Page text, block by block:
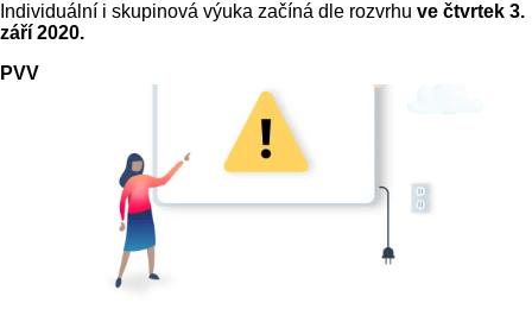
Individuální i skupinová výuka začíná dle rozvrhu ve čtvrtek 3.
září 2020.
PVV